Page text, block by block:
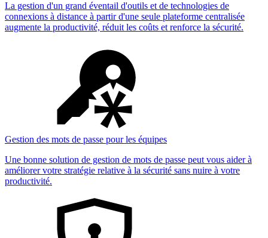
La gestion d'un grand éventail d'outils et de technologies de
connexions à distance à partir d'une seule plateforme centralisée
augmente la productivité, réduit les coûts et renforce la sécurité.
Gestion des mots de passe pour les équipes
Une bonne solution de gestion de mots de passe peut vous aider à
améliorer votre stratégie relative à la sécurité sans nuire à votre
productivité.